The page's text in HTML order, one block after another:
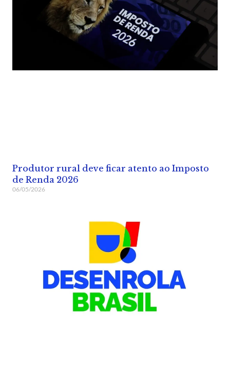
Produtor rural deve ficar atento ao Imposto
de Renda 2026
06/05/2026